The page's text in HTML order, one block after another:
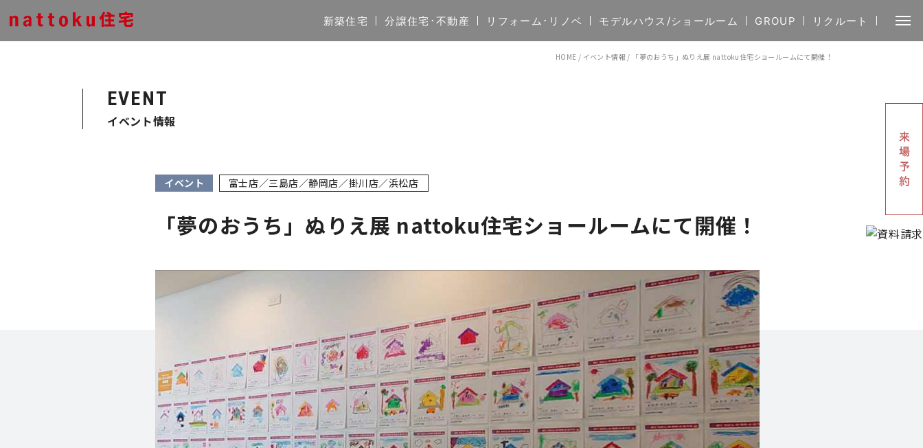
新築住宅 分譲住宅･不動産 リフォーム･リノベ モデルハウス/ショールーム GROUP リクルート
HOME / イベント情報 / 「夢のおうち」ぬりえ展 nattoku住宅ショールームにて開催！
EVENT
イベント情報
イベント 富士店／三島店／静岡店／掛川店／浜松店
「夢のおうち」ぬりえ展 nattoku住宅ショールームにて開催！